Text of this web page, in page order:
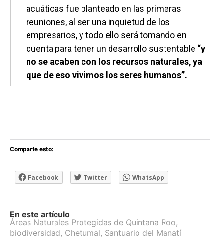
acuáticas fue planteado en las primeras
reuniones, al ser una inquietud de los
empresarios, y todo ello será tomando en
cuenta para tener un desarrollo sustentable “y
no se acaben con los recursos naturales, ya
que de eso vivimos los seres humanos”.
Comparte esto:
Facebook Twitter WhatsApp
En este artículo
Áreas Naturales Protegidas de Quintana Roo,
biodiversidad, Chetumal, Santuario del Manatí